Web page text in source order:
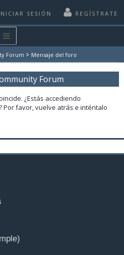
SESIÓN REGÍSTRATE
Forum > Mensaje del foro
Forum
¿Estás accediendo
Por favor, vuelve atrás e inténtalo